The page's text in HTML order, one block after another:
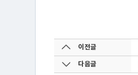
이전글
다음글